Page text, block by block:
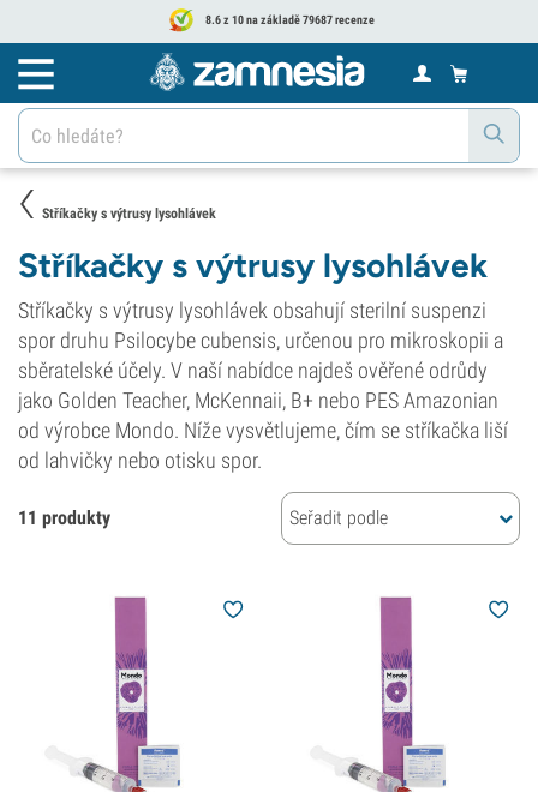
8.6 z 10 na základě 79687 recenze
Stříkačky s výtrusy lysohlávek
Stříkačky s výtrusy lysohlávek
Stříkačky s výtrusy lysohlávek obsahují sterilní suspenzi
spor druhu Psilocybe cubensis, určenou pro mikroskopii a
sběratelské účely. V naší nabídce najdeš ověřené odrůdy
jako Golden Teacher, McKennaii, B+ nebo PES Amazonian
od výrobce Mondo. Níže vysvětlujeme, čím se stříkačka liší
od lahvičky nebo otisku spor.
11 produkty Seřadit podle